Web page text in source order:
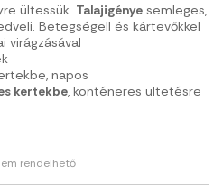
ültessük. Talajigénye semleges,
Betegségell és kártevőkkel
virágzásával
napos
kertekbe, konténeres ültetésre
rendelhető